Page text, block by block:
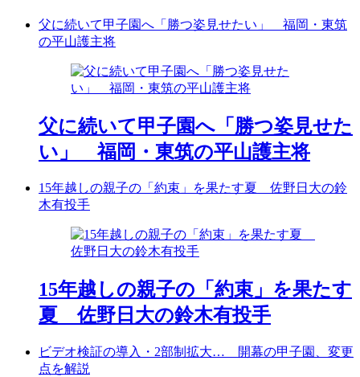
父に続いて甲子園へ「勝つ姿見せたい」 福岡・東筑
の平山護主将
父に続いて甲子園へ「勝つ姿見せた
い」 福岡・東筑の平山護主将
15年越しの親子の「約束」を果たす夏 佐野日大の鈴
木有投手
15年越しの親子の「約束」を果たす
夏 佐野日大の鈴木有投手
ビデオ検証の導入・2部制拡大… 開幕の甲子園、変更
点を解説